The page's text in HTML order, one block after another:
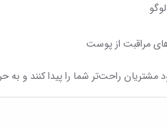
مراقبت از پوست
مشتریان راحت‌تر شما را پیدا کنند و